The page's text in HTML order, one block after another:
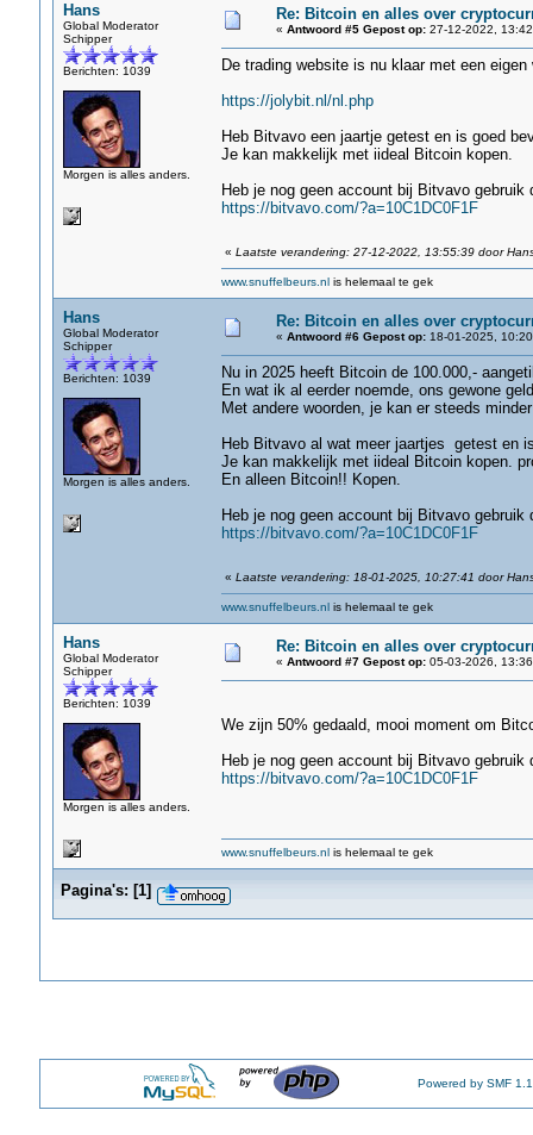
Hans
Global Moderator
Schipper
Berichten: 1039
Morgen is alles anders.
Re: Bitcoin en alles over
« Antwoord #5 Gepost op:27-12-2022,
De trading website is nu klaar met een
https://jolybit.nl/nl.php
Heb Bitvavo een jaartje getest en is goed
Je kan makkelijk met iideal Bitcoin kopen.
Heb je nog geen account bij Bitvavo
https://bitvavo.com/?a=10C1DC0F1F
« Laatste verandering: 27-12-2022, 13:55:39 door
www.snuffelbeurs.nlis helemaal te gek
Hans
Global Moderator
Schipper
Berichten: 1039
Morgen is alles anders.
Re: Bitcoin en alles over
« Antwoord #6 Gepost op:18-01-2025,
Nu in 2025 heeft Bitcoin de 100.000,-
En wat ik al eerder noemde, ons gewone
Met andere woorden, je kan er steeds
Heb Bitvavo al wat meer jaartjes getest en
Je kan makkelijk met iideal Bitcoin kopen.
En alleen Bitcoin!! Kopen.
Heb je nog geen account bij Bitvavo
https://bitvavo.com/?a=10C1DC0F1F
« Laatste verandering: 18-01-2025, 10:27:41 door
www.snuffelbeurs.nlis helemaal te gek
Hans
Global Moderator
Schipper
Berichten: 1039
Morgen is alles anders.
Re: Bitcoin en alles over
« Antwoord #7 Gepost op:05-03-2026,
We zijn 50% gedaald, mooi moment om
Heb je nog geen account bij Bitvavo
https://bitvavo.com/?a=10C1DC0F1F
www.snuffelbeurs.nlis helemaal te gek
Pagina's: [1]
Powered by SMF